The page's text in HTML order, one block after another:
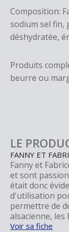
Composition:
sodium sel fin,
déshydratée,
Produits
beurre ou
LE
FANNY ET
Fanny et
et sont
était donc
d'utilisation
permettre de
alsacienne, les
Voir sa fiche